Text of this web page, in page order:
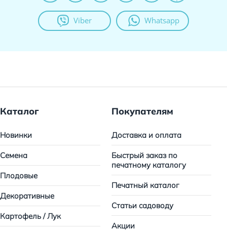
Viber Whatsapp
Каталог
Новинки
Семена
Плодовые
Декоративные
Картофель / Лук
Покупателям
Доставка и оплата
Быстрый заказ по
печатному каталогу
Печатный каталог
Статьи садоводу
Акции